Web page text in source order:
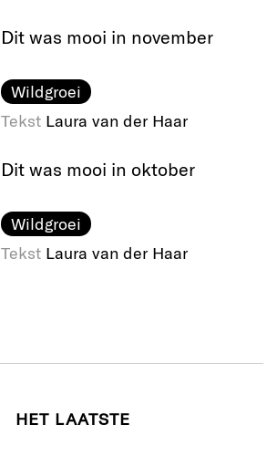
Dit was mooi in november
Wildgroei
Tekst Laura van der Haar
Dit was mooi in oktober
Wildgroei
Tekst Laura van der Haar
HET LAATSTE